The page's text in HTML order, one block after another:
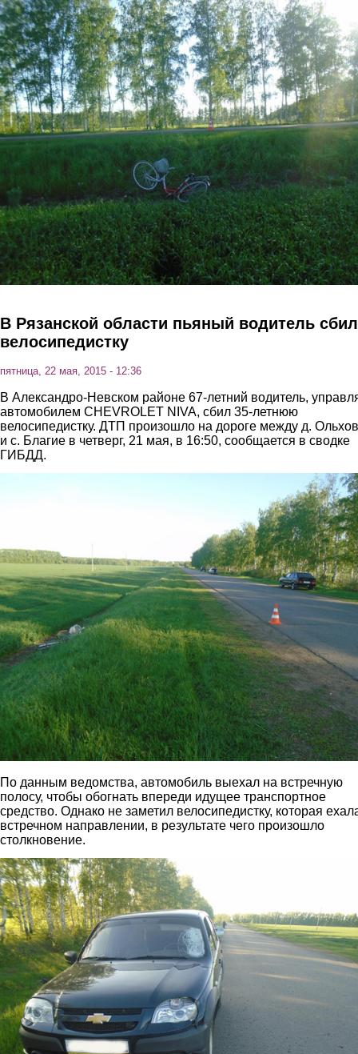
Перейти к основному содержанию
В Рязанской области пьяный водитель сбил
велосипедистку
пятница, 22 мая, 2015 - 12:36
В Александро-Невском районе 67-летний водитель,
автомобилем CHEVROLET NIVA, сбил 35-летнюю
велосипедистку. ДТП произошло на дороге между д.
и с. Благие в четверг, 21 мая, в 16:50, сообщается в сводке
ГИБДД.
По данным ведомства, автомобиль выехал на встречную
полосу, чтобы обогнать впереди идущее транспортное
средство. Однако не заметил велосипедистку, которая
встречном направлении, в результате чего произошло
столкновение.
2.jpg